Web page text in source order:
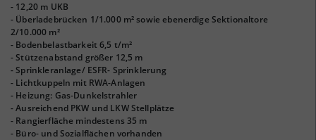
- 12,20 m UKB
- Überladebrücken 1/1.000 m² sowie ebenerdige Sektionaltore
2/10.000 m²
- Bodenbelastbarkeit 6,5 t/m²
- Stützenabstand größer 12,5 m
- Sprinkleranlage/ ESFR- Sprinklerung
- Lichtkuppeln mit RWA-Anlagen
- Heizung: Gas-Dunkelstrahler
- Ausreichend PKW und LKW Stellplätze
- Rangierfläche mindestens 35 m
- Büro- und Sozialflächen vorhanden